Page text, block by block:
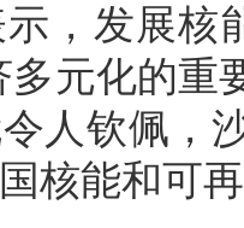
，发展核
多元化的
人钦佩，
核能和可